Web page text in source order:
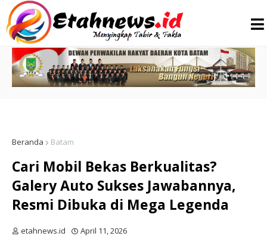
Beranda Batam
Cari Mobil Bekas Berkualitas?
Galery Auto Sukses Jawabannya,
Resmi Dibuka di Mega Legenda
etahnews.id April 11, 2026